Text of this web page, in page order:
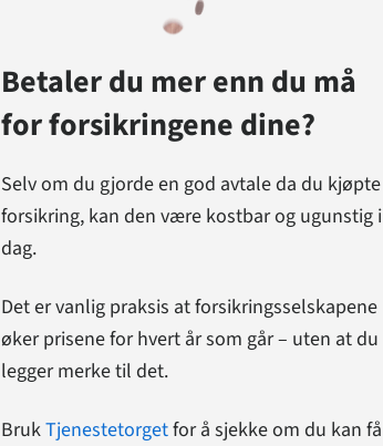
Betaler du mer enn du må
for forsikringene dine?
Selv om du gjorde en god avtale da du kjøpte
forsikring, kan den være kostbar og ugunstig i
dag.
Det er vanlig praksis at forsikringsselskapene
øker prisene for hvert år som går – uten at du
legger merke til det.
BrukTjenestetorgetfor å sjekke om du kan få